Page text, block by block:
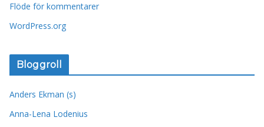
Flöde för kommentarer
WordPress.org
Bloggroll
Anders Ekman (s)
Anna-Lena Lodenius